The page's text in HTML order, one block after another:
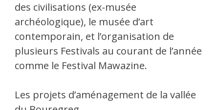
des civilisations (ex-musée
archéologique), le musée d’art
contemporain, et l’organisation de
plusieurs Festivals au courant de l’année
comme le Festival Mawazine.
Les projets d’aménagement de la vallée